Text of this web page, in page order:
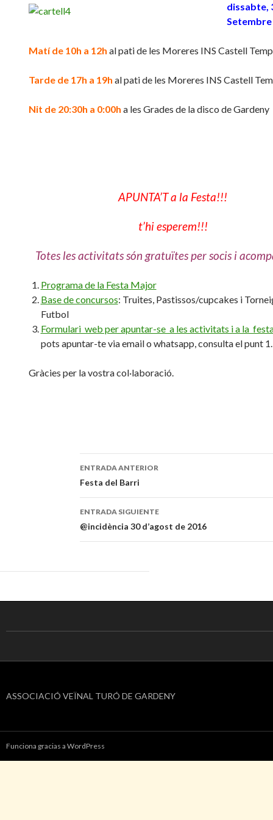
dissabte,
Setembre
Matí de 10h a 12h al pati de les Moreres INS Castell
Tarde de 17h a 19h al pati de les Moreres INS Castell
Nit de 20:30h a 0:00h a les Grades de la disco de Gardeny
APUNTA’T a la Festa!!!
t’hi esperem!!!
Totes les activitats són gratuïtes per socis i
Programa de la Festa Major
Base de concursos: Truites, Pastissos/cupcakes i
Futbol
Formulari web per apuntar-se a les activitats i a la
pots apuntar-te via email o whatsapp, consulta el punt 1.
Gràcies per la vostra col·laboració.
Navegación
de
entradas
ENTRADA ANTERIOR
Festa del Barri
ENTRADA SIGUIENTE
@incidència 30 d’agost de 2016
ASSOCIACIÓ VEÏNAL TURÓ DE GARDENY
Funciona gracias a WordPress